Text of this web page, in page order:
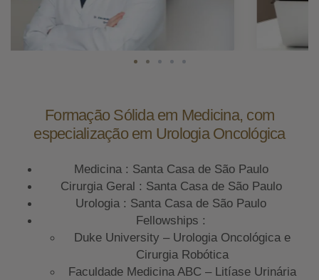
Formação Sólida em Medicina, com
especialização em Urologia Oncológica
Medicina : Santa Casa de São Paulo
Cirurgia Geral : Santa Casa de São Paulo
Urologia : Santa Casa de São Paulo
Fellowships :
Duke University – Urologia Oncológica e
Cirurgia Robótica
Faculdade Medicina ABC – Litíase Urinária